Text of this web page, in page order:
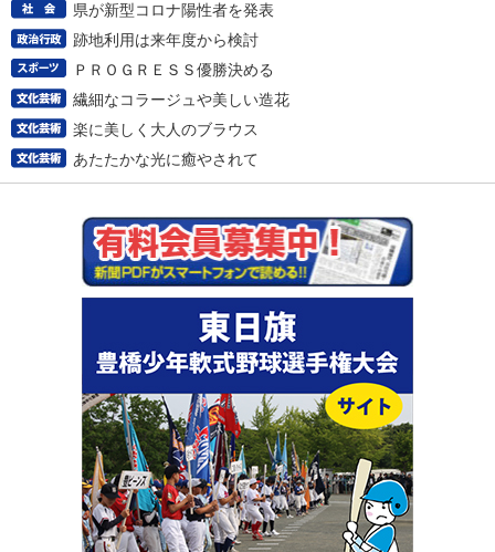
県が新型コロナ陽性者を発表
跡地利用は来年度から検討
ＰＲＯＧＲＥＳＳ優勝決める
繊細なコラージュや美しい造花
楽に美しく大人のブラウス
あたたかな光に癒やされて